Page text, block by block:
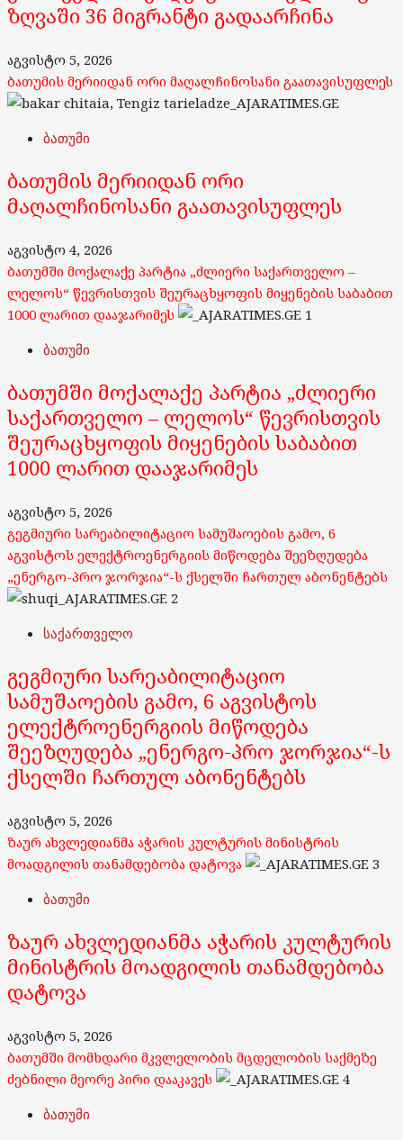
ზღვაში 36 მიგრანტი გადაარჩინა
აგვისტო 5, 2026
ბათუმის მერიიდან ორი მაღალჩინოსანი გაათავისუფლეს
ბათუმი
ბათუმის მერიიდან ორი
მაღალჩინოსანი გაათავისუფლეს
აგვისტო 4, 2026
ბათუმში მოქალაქე პარტია „ძლიერი საქართველო –
ლელოს“ წევრისთვის შეურაცხყოფის მიყენების საბაბით
1000 ლარით დააჯარიმეს
1
ბათუმი
ბათუმში მოქალაქე პარტია „ძლიერი
საქართველო – ლელოს“ წევრისთვის
შეურაცხყოფის მიყენების საბაბით
1000 ლარით დააჯარიმეს
აგვისტო 5, 2026
გეგმიური სარეაბილიტაციო სამუშაოების გამო, 6
აგვისტოს ელექტროენერგიის მიწოდება შეეზღუდება
„ენერგო-პრო ჯორჯია“-ს ქსელში ჩართულ აბონენტებს
2
საქართველო
გეგმიური სარეაბილიტაციო
სამუშაოების გამო, 6 აგვისტოს
ელექტროენერგიის მიწოდება
შეეზღუდება „ენერგო-პრო ჯორჯია“-ს
ქსელში ჩართულ აბონენტებს
აგვისტო 5, 2026
ზაურ ახვლედიანმა აჭარის კულტურის მინისტრის
მოადგილის თანამდებობა დატოვა
3
ბათუმი
ზაურ ახვლედიანმა აჭარის კულტურის
მინისტრის მოადგილის თანამდებობა
დატოვა
აგვისტო 5, 2026
ბათუმში მომხდარი მკვლელობის მცდელობის საქმეზე
ძებნილი მეორე პირი დააკავეს
4
ბათუმი